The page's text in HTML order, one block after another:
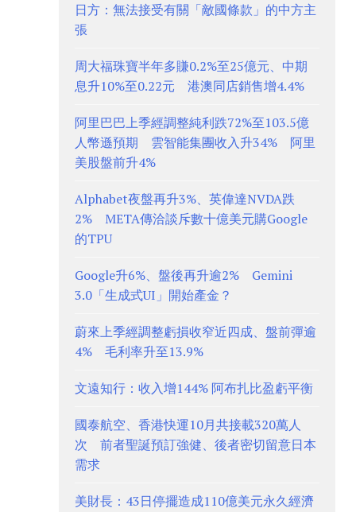
日方：無法接受有關「敵國條款」的中方主
張
周大福珠寶半年多賺0.2%至25億元、中期
息升10%至0.22元 港澳同店銷售增4.4%
阿里巴巴上季經調整純利跌72%至103.5億
人幣遜預期 雲智能集團收入升34% 阿里
美股盤前升4%
Alphabet夜盤再升3%、英偉達NVDA跌
2% META傳洽談斥數十億美元購Google
的TPU
Google升6%、盤後再升逾2% Gemini
3.0「生成式UI」開始產金？
蔚來上季經調整虧損收窄近四成、盤前彈逾
4% 毛利率升至13.9%
文遠知行：收入增144% 阿布扎比盈虧平衡
國泰航空、香港快運10月共接載320萬人
次 前者聖誕預訂強健、後者密切留意日本
需求
美財長：43日停擺造成110億美元永久經濟